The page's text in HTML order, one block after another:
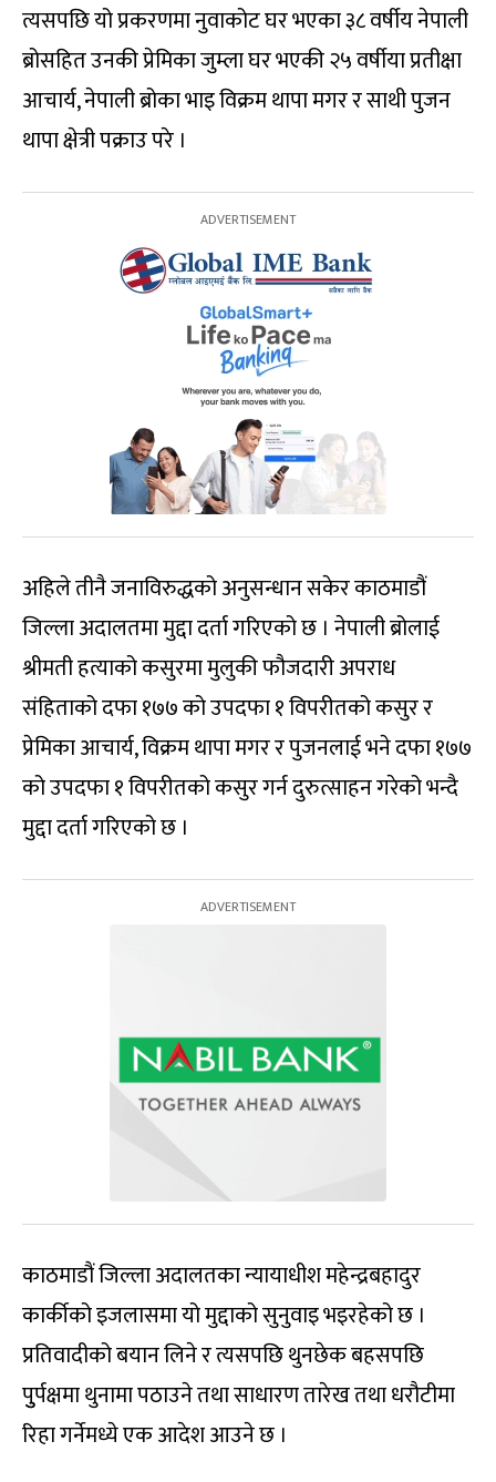
त्यसपछि यो प्रकरणमा नुवाकोट घर भएका ३८ वर्षीय नेपाली
ब्रोसहित उनकी प्रेमिका जुम्ला घर भएकी २५ वर्षीया प्रतीक्षा
आचार्य, नेपाली ब्रोका भाइ विक्रम थापा मगर र साथी पुजन
थापा क्षेत्री पक्राउ परे ।
अहिले तीनै जनाविरुद्धको अनुसन्धान सकेर काठमाडौं
जिल्ला अदालतमा मुद्दा दर्ता गरिएको छ । नेपाली ब्रोलाई
श्रीमती हत्याको कसुरमा मुलुकी फौजदारी अपराध
संहिताको दफा १७७ को उपदफा १ विपरीतको कसुर र
प्रेमिका आचार्य, विक्रम थापा मगर र पुजनलाई भने दफा १७७
को उपदफा १ विपरीतको कसुर गर्न दुरुत्साहन गरेको भन्दै
मुद्दा दर्ता गरिएको छ ।
काठमाडौं जिल्ला अदालतका न्यायाधीश महेन्द्रबहादुर
कार्कीको इजलासमा यो मुद्दाको सुनुवाइ भइरहेको छ ।
प्रतिवादीको बयान लिने र त्यसपछि थुनछेक बहसपछि
पुुर्पक्षमा थुनामा पठाउने तथा साधारण तारेख तथा धरौटीमा
रिहा गर्नेमध्ये एक आदेश आउने छ ।